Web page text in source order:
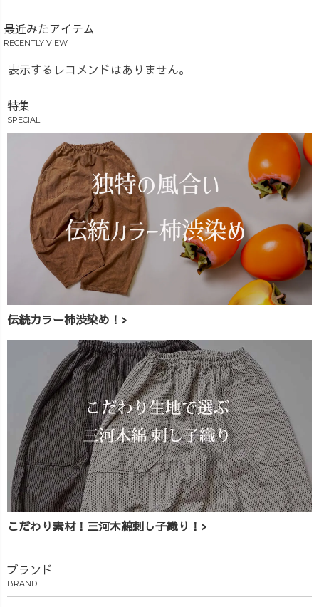
最近みたアイテム
RECENTLY VIEW
表示するレコメンドはありません。
特集
SPECIAL
伝統カラー柿渋染め！>
こだわり素材！三河木綿刺し子織り！>
ブランド
BRAND